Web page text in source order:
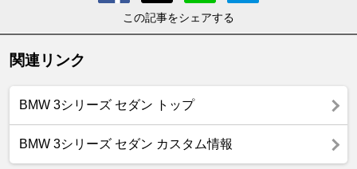
この記事をシェアする
関連リンク
BMW 3シリーズ セダン トップ
BMW 3シリーズ セダン カスタム情報